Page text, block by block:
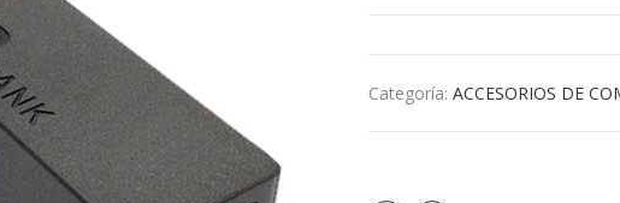
Categoría: ACCESORIOS DE